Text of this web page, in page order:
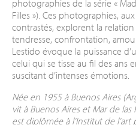
photographies de la série «
Filles »). Ces photographies,
contrastés, explorent la
tendresse, confrontation,
Lestido évoque la puissance
celui qui se tisse au fil des ans
suscitant d’intenses émotions.
Née en 1955 à Buenos Aires
vit à Buenos Aires et Mar de
est diplômée à l’Institut de